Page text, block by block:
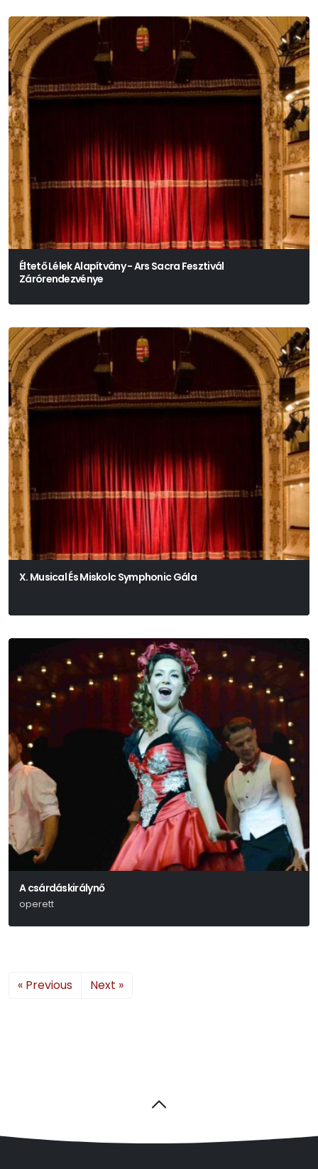
Éltető Lélek Alapítvány - Ars Sacra Fesztivál
Zárórendezvénye
X. Musical És Miskolc Symphonic Gála
A csárdáskirálynő
operett
« Previous Next »